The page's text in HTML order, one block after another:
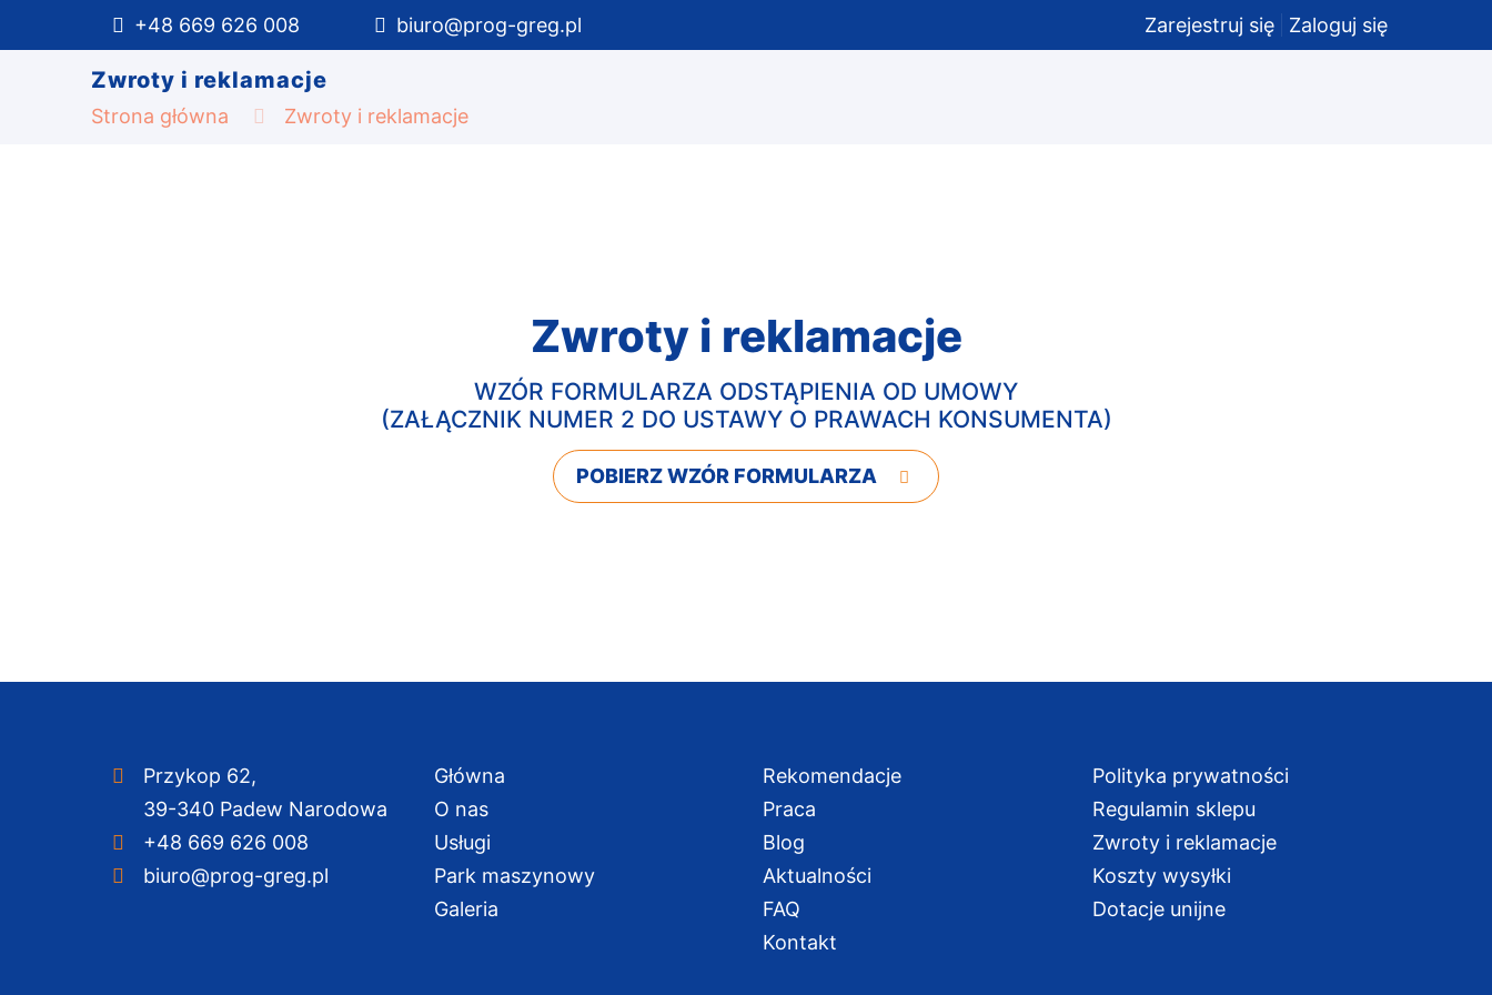
+48 669 626 008 biuro@prog-greg.pl Zarejestruj się Zaloguj się
Zwroty i reklamacje
Strona główna Zwroty i reklamacje
Zwroty i reklamacje
WZÓR FORMULARZA ODSTĄPIENIA OD UMOWY
(ZAŁĄCZNIK NUMER 2 DO USTAWY O PRAWACH KONSUMENTA)
POBIERZ WZÓR FORMULARZA
Przykop 62,
39-340 Padew Narodowa
+48 669 626 008
biuro@prog-greg.pl
Główna
O nas
Usługi
Park maszynowy
Galeria
Rekomendacje
Praca
Blog
Aktualności
FAQ
Kontakt
Polityka prywatności
Regulamin sklepu
Zwroty i reklamacje
Koszty wysyłki
Dotacje unijne